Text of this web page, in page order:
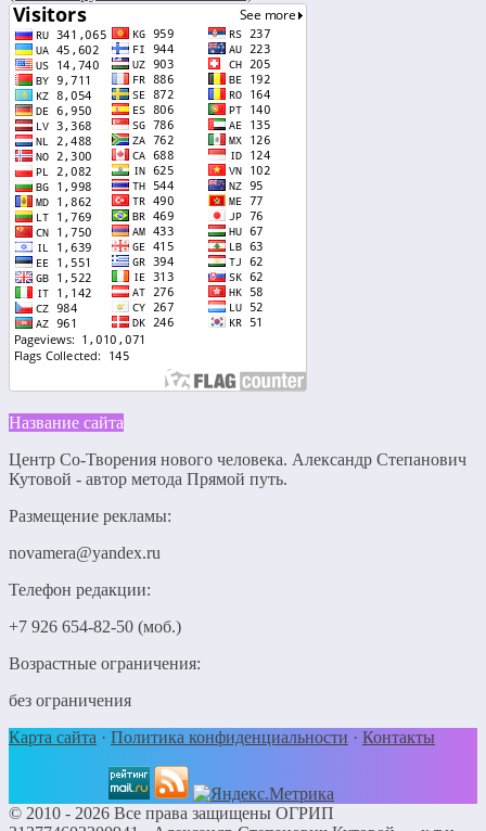
Название сайта
Центр Со-Творения нового человека. Александр Степанович
Кутовой - автор метода Прямой путь.
Размещение рекламы:
novamera@yandex.ru
Телефон редакции:
+7 926 654-82-50 (моб.)
Возрастные ограничения:
без ограничения
Карта сайта · Политика конфиденциальности · Контакты
© 2010 - 2026 Все права защищены ОГРИП